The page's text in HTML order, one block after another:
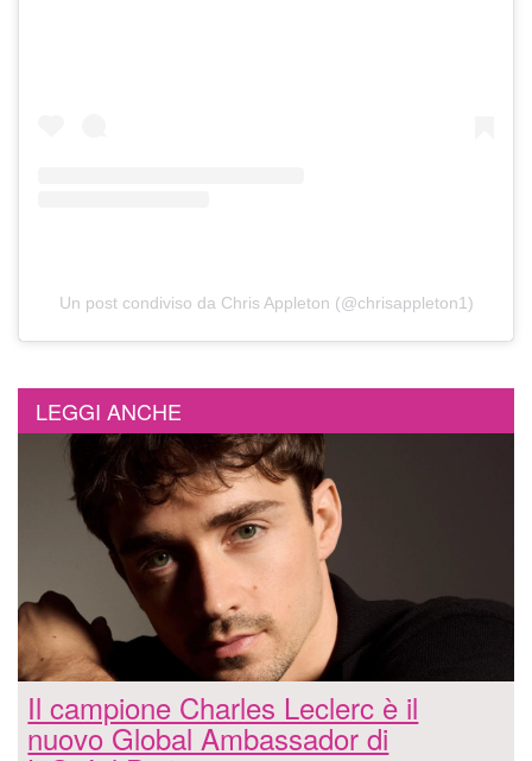
Un post condiviso da Chris Appleton (@chrisappleton1)
LEGGI ANCHE
Il campione Charles Leclerc è il
nuovo Global Ambassador di